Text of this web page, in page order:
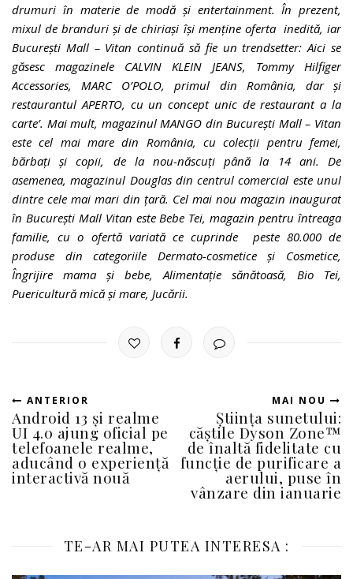
drumuri în materie de modă și entertainment. În prezent,
mixul de branduri și de chiriaşi îşi menţine oferta inedită, iar
București Mall – Vitan continuă să fie un trendsetter: Aici se
găsesc magazinele CALVIN KLEIN JEANS, Tommy Hilfiger
Accessories, MARC O’POLO, primul din România, dar şi
restaurantul APERTO, cu un concept unic de restaurant a la
carte’. Mai mult, magazinul MANGO din București Mall – Vitan
este cel mai mare din România, cu colecții pentru femei,
bărbați și copii, de la nou-născuți până la 14 ani. De
asemenea, magazinul Douglas din centrul comercial este unul
dintre cele mai mari din țară. Cel mai nou magazin inaugurat
în București Mall Vitan este Bebe Tei, magazin pentru întreaga
familie, cu o ofertă variată ce cuprinde peste 80.000 de
produse din categoriile Dermato-cosmetice și Cosmetice,
Îngrijire mama și bebe, Alimentație sănătoasă, Bio Tei,
Puericultură mică și mare, Jucării.
ANTERIOR
Android 13 și realme
UI 4.0 ajung oficial pe
telefoanele realme,
aducând o experiență
interactivă nouă
MAI NOU
Știința sunetului:
căștile Dyson Zone™
de înaltă fidelitate cu
funcție de purificare a
aerului, puse în
vânzare din ianuarie
TE-AR MAI PUTEA INTERESA :